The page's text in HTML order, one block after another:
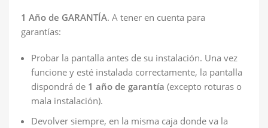
1 Año de GARANTÍA. A tener en cuenta para
garantías:
Probar la pantalla antes de su instalación. Una vez
funcione y esté instalada correctamente, la pantalla
dispondrá de 1 año de garantía (excepto roturas o
mala instalación).
Devolver siempre, en la misma caja donde va la